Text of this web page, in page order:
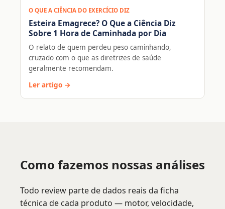
O QUE A CIÊNCIA DO EXERCÍCIO DIZ
Esteira Emagrece? O Que a Ciência Diz
Sobre 1 Hora de Caminhada por Dia
O relato de quem perdeu peso caminhando,
cruzado com o que as diretrizes de saúde
geralmente recomendam.
Ler artigo →
Como fazemos nossas análises
Todo review parte de dados reais da ficha
técnica de cada produto — motor, velocidade,